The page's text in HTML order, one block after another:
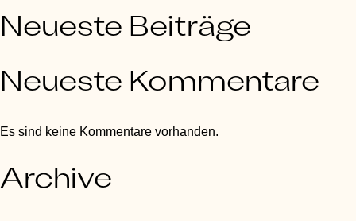
Neueste Beiträge
Neueste Kommentare
Es sind keine Kommentare vorhanden.
Archive